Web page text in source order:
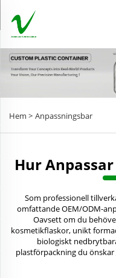
Hem > Anpassningsbar
Hur
Som professionell
omfattande OEM/ODM-
Oavsett om du
kosmetikflaskor, unikt
biologiskt
plastförpackning du